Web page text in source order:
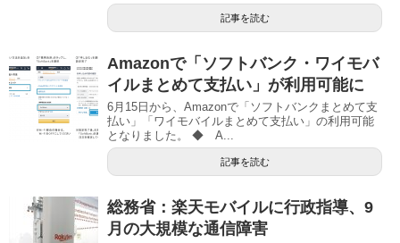
記事を読む
Amazonで「ソフトバンク・ワイモバ
イルまとめて支払い」が利用可能に
6月15日から、Amazonで「ソフトバンクまとめて支
払い」「ワイモバイルまとめて支払い」の利用可能
となりました。 ◆ A...
記事を読む
総務省：楽天モバイルに行政指導、9
月の大規模な通信障害